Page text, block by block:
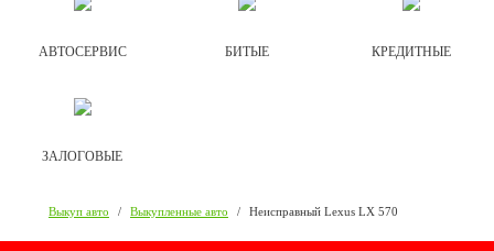
АВТОСЕРВИС БИТЫЕ КРЕДИТНЫЕ
ЗАЛОГОВЫЕ
Выкуп авто / Выкупленные авто / Неисправный Lexus LX 570